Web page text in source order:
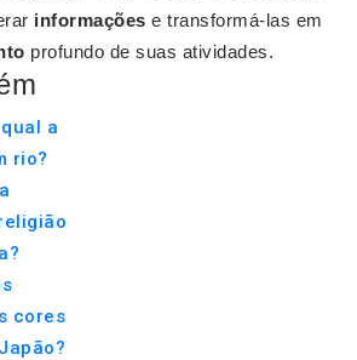
informações e transformá-las em
profundo de suas atividades.
a
rio?
cores